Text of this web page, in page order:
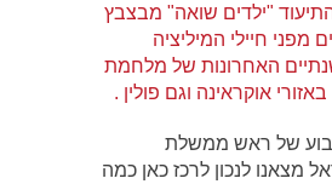
"ילדים שואה" מבצבץ
מפני חיילי המיליציה
האחרונות של מלחמת
אוקראינה וגם פולין .
של ראש ממשלת
מצאנו לנכון לרכז כאן כמה